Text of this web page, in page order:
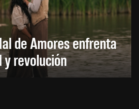
de Amores enfrenta
y revolución